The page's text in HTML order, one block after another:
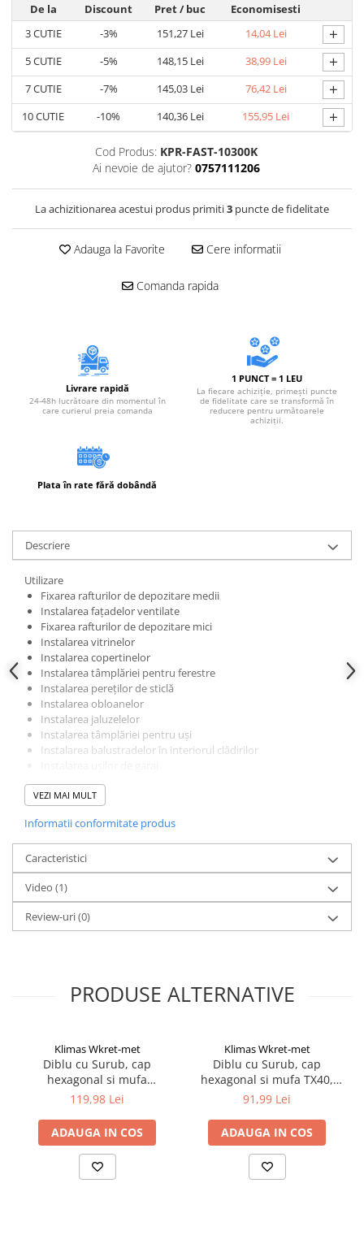
Accesorii electrice
Amestecatoare electrice
Scule de mana
Surubelnite, clesti si chei
Ciocane si topoare
Dalti, spituri, leviere
Accesorii pentru polizare, slefuire
Unelte electrice speciale
Instrumente de masurat si trasat
Rigle si echere
Suruburi, cuie, dibluri si alte
Dibluri cu surub
Dibluri cu carlig
Dibluri pentru gips-carton
Dibluri pentru lemn
Dibluri pentru termoizolatii
Dibluri rosii SFX
Suruburi
Suruburi pentru gips-carton
Suruburi pentru lemn
Suruburi pentru tabla
Ancore mecanice
Cuie
Cuie constructii
Finisaje si amenajari interioare
Gips carton, profile si accesorii
Placi gips carton
Benzi gips carton
Accesorii tencuieli
Adezivi montaj
Etanse
Spuma
Accesorii parchet
Plinta si accesorii
Izolatori parchet
De la
Discount Pret/ buc
Economisesti
3CUTIE -3% 151,27 Lei 14,04 Lei +
5CUTIE -5% 148,15 Lei 38,99 Lei +
7CUTIE -7% 145,03 Lei 76,42 Lei +
10CUTIE -10% 140,36 Lei 155,95 Lei +
Cod Produs: KPR-FAST-10300K
Ai nevoie de ajutor? 0757111206
La achizitionarea acestui produs primiti3 puncte de fidelitate
Adauga la Favorite Cere informatii
Comanda rapida
Livrare rapidă
24-48h lucrătoare din momentul în
care curierul preia comanda
1 PUNCT = 1 LEU
La fiecare achiziție, primești puncte
de fidelitate care se transformă în
reducere pentru următoarele
achiziții.
Plata în rate fără dobândă
Descriere
Utilizare
Fixarea rafturilor de depozitare medii
Instalarea fațadelor ventilate
Fixarea rafturilor de depozitare mici
Instalarea vitrinelor
Instalarea copertinelor
Instalarea tâmplăriei pentru ferestre
Instalarea pereților de sticlă
Instalarea obloanelor
Instalarea jaluzelelor
Instalarea tâmplăriei pentru uși
Instalarea balustradelor în interiorul clădirilor
VEZI MAI MULT
Informatii conformitate produs
Caracteristici
Video (1)
Review-uri(0)
PRODUSE ALTERNATIVE
Klimas Wkret-met
Diblu cu Surub, cap
hexagonal si mufa
TX40,10x260/7x265mm - 25
10260K, Klimas Wkret-met
119,98 Lei
ADAUGA IN COS
Klimas Wkret-met
Diblu cu Surub, cap
hexagonal si mufa TX40,
10x230/7x235mm - 25
10230K, Klimas Wkret-met
91,99 Lei
ADAUGA IN COS